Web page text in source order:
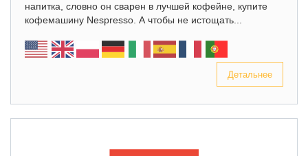
напитка, словно он сварен в лучшей кофейне, купите
кофемашину Nespresso. А чтобы не истощать...
Детальнее